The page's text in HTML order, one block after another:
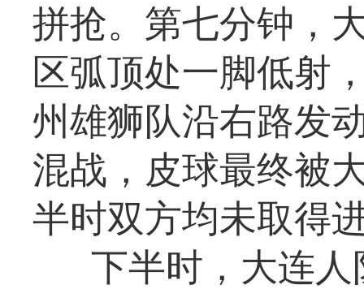
拼抢。第七分钟，
区弧顶处一脚低射
州雄狮队沿右路发
混战，皮球最终被
半时双方均未取得
下半时，大连